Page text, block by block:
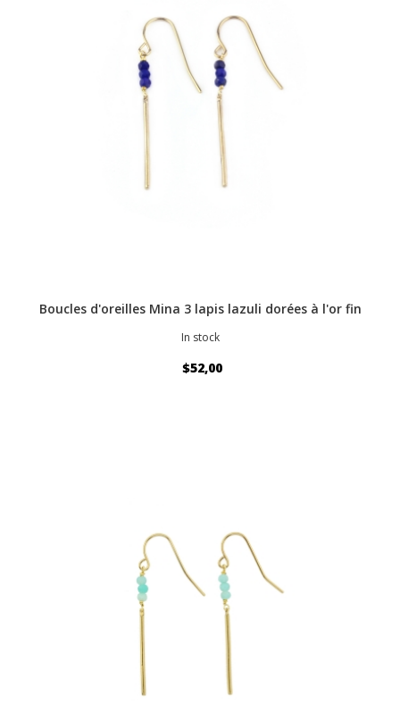
Boucles d'oreilles Mina 3 lapis lazuli dorées à l'or fin
In stock
$52,00